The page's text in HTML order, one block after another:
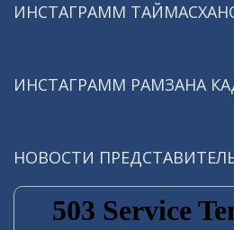
ИНСТАГРАММ
ИНСТАГРАММ РАМЗАНА
НОВОСТИ